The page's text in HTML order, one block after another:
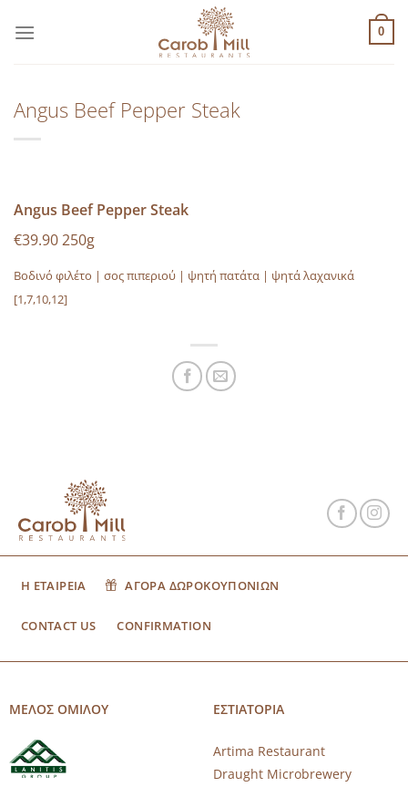
στο
0
Angus Beef Pepper Steak
Angus Beef Pepper Steak
€39.90 250g
Βοδινό φιλέτο | σος πιπεριού | ψητή πατάτα | ψητά λαχανικά
[1,7,10,12]
Η ΕΤΑΙΡΕΙΑ ΑΓΟΡΑ ΔΩΡΟΚΟΥΠΟΝΙΩΝ
CONTACT US CONFIRMATION
ΜΕΛΟΣ ΟΜΙΛΟΥ ΕΣΤΙΑΤΟΡΙΑ
Artima Restaurant
Draught Microbrewery